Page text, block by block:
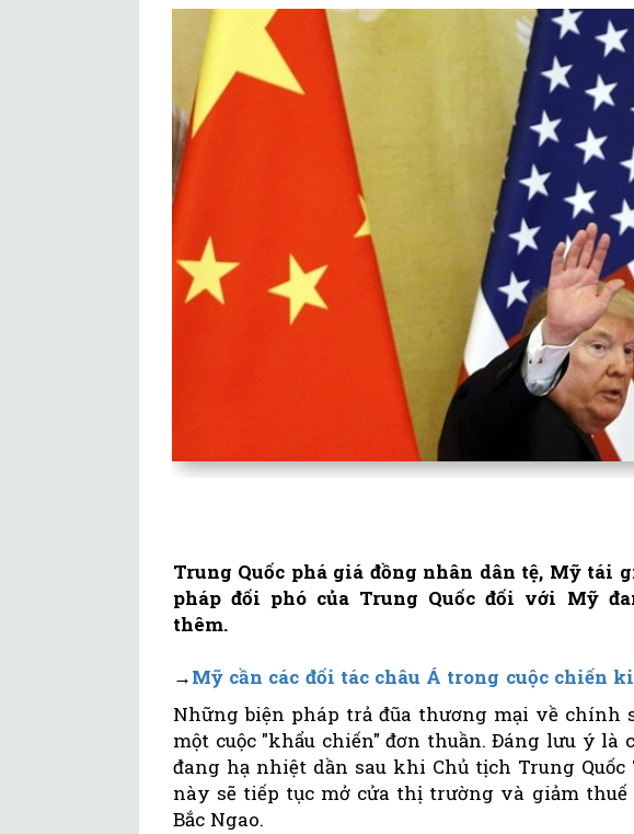
Trung Quốc phá giá đồng nhân dân tệ, Mỹ tái
pháp đối phó của Trung Quốc đối với Mỹ
thêm.
→Mỹ cần các đối tác châu Á trong cuộc chiến
Những biện pháp trả đũa thương mại về chính
một cuộc "khẩu chiến" đơn thuần. Đáng lưu ý là
đang hạ nhiệt dần sau khi Chủ tịch Trung Quốc
này sẽ tiếp tục mở cửa thị trường và giảm thuế
Bắc Ngao.